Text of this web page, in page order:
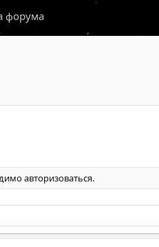
форума
авторизоваться.